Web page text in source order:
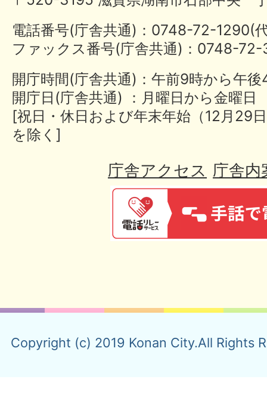
電話番号(庁舎共通)：0748-72-
ファックス番号(庁舎共通)：0748-
開庁時間(庁舎共通)：午前9時から午
開庁日(庁舎共通) ：月曜日から金曜日
[祝日・休日および年末年始（12月29
を除く]
庁舎アクセス 庁舎内
Copyright (c) 2019 Konan City.All Rights